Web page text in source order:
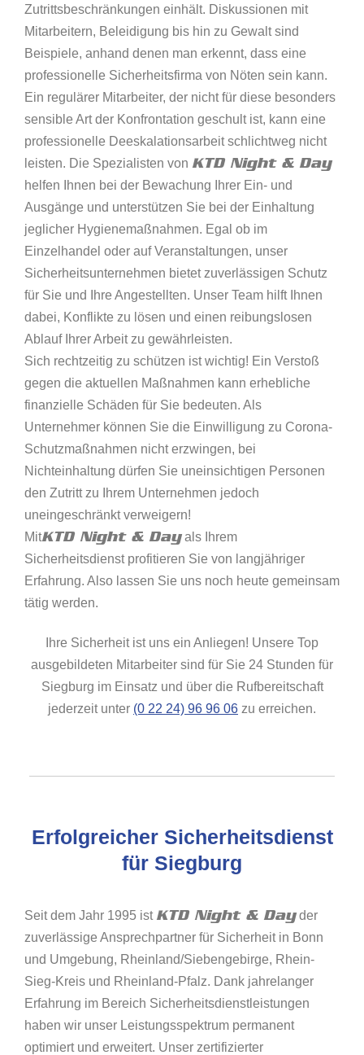
Zutrittsbeschränkungen einhält. Diskussionen mit
Mitarbeitern, Beleidigung bis hin zu Gewalt sind
Beispiele, anhand denen man erkennt, dass eine
professionelle Sicherheitsfirma von Nöten sein kann.
Ein regulärer Mitarbeiter, der nicht für diese besonders
sensible Art der Konfrontation geschult ist, kann eine
professionelle Deeskalationsarbeit schlichtweg nicht
leisten. Die Spezialisten von KTD Night & Day
helfen Ihnen bei der Bewachung Ihrer Ein- und
Ausgänge und unterstützen Sie bei der Einhaltung
jeglicher Hygienemaßnahmen. Egal ob im
Einzelhandel oder auf Veranstaltungen, unser
Sicherheitsunternehmen bietet zuverlässigen Schutz
für Sie und Ihre Angestellten. Unser Team hilft Ihnen
dabei, Konflikte zu lösen und einen reibungslosen
Ablauf Ihrer Arbeit zu gewährleisten.
Sich rechtzeitig zu schützen ist wichtig! Ein Verstoß
gegen die aktuellen Maßnahmen kann erhebliche
finanzielle Schäden für Sie bedeuten. Als
Unternehmer können Sie die Einwilligung zu Corona-
Schutzmaßnahmen nicht erzwingen, bei
Nichteinhaltung dürfen Sie uneinsichtigen Personen
den Zutritt zu Ihrem Unternehmen jedoch
uneingeschränkt verweigern!
MitKTD Night & Dayals Ihrem
Sicherheitsdienst profitieren Sie von langjähriger
Erfahrung. Also lassen Sie uns noch heute gemeinsam
tätig werden.
Ihre Sicherheit ist uns ein Anliegen! Unsere Top
ausgebildeten Mitarbeiter sind für Sie 24 Stunden für
Siegburg im Einsatz und über die Rufbereitschaft
jederzeit unter (0 22 24) 96 96 06 zu erreichen.
Erfolgreicher Sicherheitsdienst
für Siegburg
Seit dem Jahr 1995 ist KTD Night & Dayder
zuverlässige Ansprechpartner für Sicherheit in Bonn
und Umgebung, Rheinland/Siebengebirge, Rhein-
Sieg-Kreis und Rheinland-Pfalz. Dank jahrelanger
Erfahrung im Bereich Sicherheitsdienstleistungen
haben wir unser Leistungsspektrum permanent
optimiert und erweitert. Unser zertifizierter